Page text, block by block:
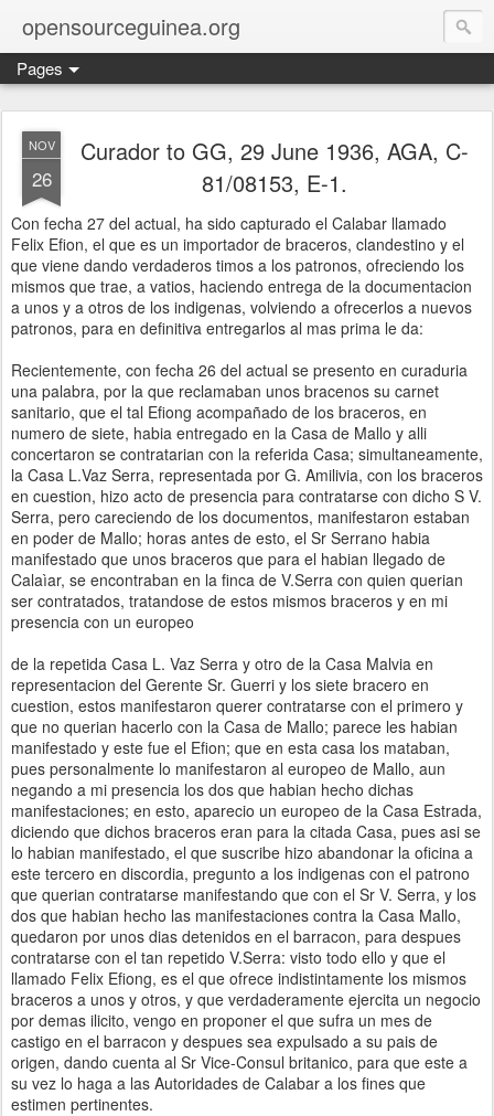
opensourceguinea.org
Pages
NOV
26
Curador to GG, 29 June 1936, AGA, C-
81/08153, E-1.
Con fecha 27 del actual, ha sido capturado el Calabar llamado
Felix Efion, el que es un importador de braceros, clandestino y el
que viene dando verdaderos timos a los patronos, ofreciendo los
mismos que trae, a vatios, haciendo entrega de la documentacion
a unos y a otros de los indigenas, volviendo a ofrecerlos a nuevos
patronos, para en definitiva entregarlos al mas prima le da:
Recientemente, con fecha 26 del actual se presento en curaduria
una palabra, por la que reclamaban unos bracenos su carnet
sanitario, que el tal Efiong acompañado de los braceros, en
numero de siete, habia entregado en la Casa de Mallo y alli
concertaron se contratarian con la referida Casa; simultaneamente,
la Casa L.Vaz Serra, representada por G. Amilivia, con los braceros
en cuestion, hizo acto de presencia para contratarse con dicho S V.
Serra, pero careciendo de los documentos, manifestaron estaban
en poder de Mallo; horas antes de esto, el Sr Serrano habia
manifestado que unos braceros que para el habian llegado de
Calaìar, se encontraban en la finca de V.Serra con quien querian
ser contratados, tratandose de estos mismos braceros y en mi
presencia con un europeo
de la repetida Casa L. Vaz Serra y otro de la Casa Malvia en
representacion del Gerente Sr. Guerri y los siete bracero en
cuestion, estos manifestaron querer contratarse con el primero y
que no querian hacerlo con la Casa de Mallo; parece les habian
manifestado y este fue el Efion; que en esta casa los mataban,
pues personalmente lo manifestaron al europeo de Mallo, aun
negando a mi presencia los dos que habian hecho dichas
manifestaciones; en esto, aparecio un europeo de la Casa Estrada,
diciendo que dichos braceros eran para la citada Casa, pues asi se
lo habian manifestado, el que suscribe hizo abandonar la oficina a
este tercero en discordia, pregunto a los indigenas con el patrono
que querian contratarse manifestando que con el Sr V. Serra, y los
dos que habian hecho las manifestaciones contra la Casa Mallo,
quedaron por unos dias detenidos en el barracon, para despues
contratarse con el tan repetido V.Serra: visto todo ello y que el
llamado Felix Efiong, es el que ofrece indistintamente los mismos
braceros a unos y otros, y que verdaderamente ejercita un negocio
por demas ilicito, vengo en proponer el que sufra un mes de
castigo en el barracon y despues sea expulsado a su pais de
origen, dando cuenta al Sr Vice-Consul britanico, para que este a
su vez lo haga a las Autoridades de Calabar a los fines que
estimen pertinentes.